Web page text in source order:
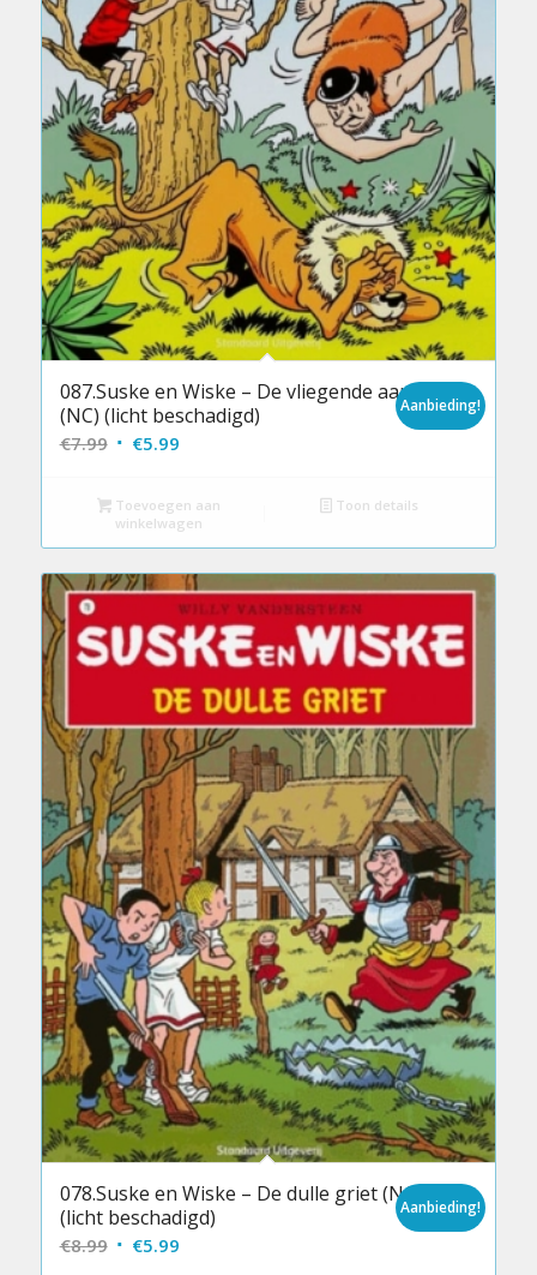
087.Suske en Wiske – De vliegende aap
(NC) (licht beschadigd)
€7.99 Oorspronkelijke
was:
€7.99.
€5.99Huidige
is:
€5.99.
Aanbieding!
Toevoegen aan
winkelwagen
Toon details
078.Suske en Wiske – De dulle griet (NC)
(licht beschadigd)
€8.99 Oorspronkelijke
€5.99Huidige
Aanbieding!